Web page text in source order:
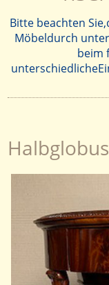
Bitte beachten
Möbeldurch
beim